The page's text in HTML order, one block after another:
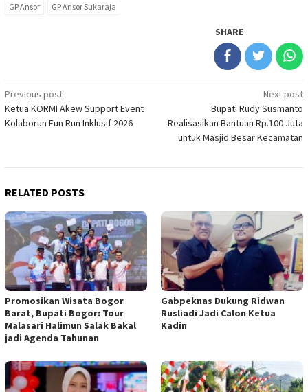
GP Ansor GP Ansor Sukaraja
SHARE
Post
navigation
Previous post
Ketua KORMI Akew Support Event
Kolaborun Fun Run Inklusif 2026
Next post
Bupati Rudy Susmanto
Realisasikan Bantuan Rp.100 Juta
untuk Masjid Besar Kecamatan
RELATED POSTS
Promosikan Wisata Bogor
Barat, Bupati Bogor: Tour
Malasari Halimun Salak Bakal
jadi Agenda Tahunan
Gabpeknas Dukung Ridwan
Rusliadi Jadi Calon Ketua
Kadin